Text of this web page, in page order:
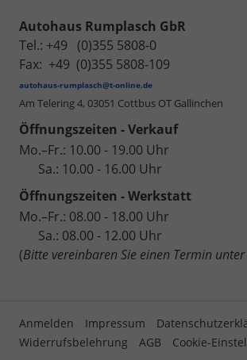
Autohaus Rumplasch GbR
Tel.: +49 (0)355 5808-0
Fax: +49 (0)355 5808-109
autohaus-rumplasch@t-online.de
Am Telering 4, 03051 Cottbus OT Gallinchen
Öffnungszeiten - Verkauf
Mo.–Fr.: 10.00 - 19.00 Uhr
Sa.: 10.00 - 16.00 Uhr
Öffnungszeiten - Werkstatt
Mo.–Fr.: 08.00 - 18.00 Uhr
Sa.: 08.00 - 12.00 Uhr
(Bitte vereinbaren Sie einen Termin
Anmelden Impressum
Widerrufsbelehrung
AGB Cookie-